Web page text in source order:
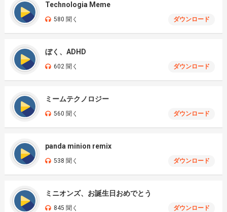
Technologia Meme
580 聞く ダウンロード
ぼく、ADHD
602 聞く ダウンロード
ミームテクノロジー
560 聞く ダウンロード
panda minion remix
538 聞く ダウンロード
ミニオンズ、お誕生日おめでとう
845 聞く ダウンロード